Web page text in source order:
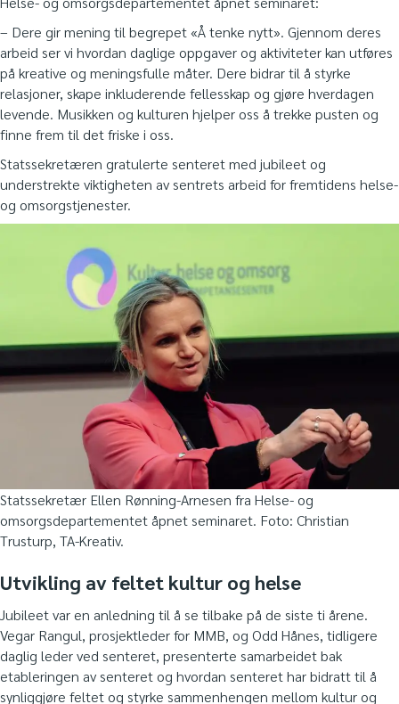
– Dere gir mening til begrepet «Å tenke nytt». Gjennom deres
arbeid ser vi hvordan daglige oppgaver og aktiviteter kan utføres
på kreative og meningsfulle måter. Dere bidrar til å styrke
relasjoner, skape inkluderende fellesskap og gjøre hverdagen
levende. Musikken og kulturen hjelper oss å trekke pusten og
finne frem til det friske i oss.
Statssekretæren gratulerte senteret med jubileet og
understrekte viktigheten av sentrets arbeid for fremtidens helse-
og omsorgstjenester.
Statssekretær Ellen Rønning-Arnesen fra Helse- og
omsorgsdepartementet åpnet seminaret. Foto: Christian
Trusturp, TA-Kreativ.
Utvikling av feltet kultur og helse
Jubileet var en anledning til å se tilbake på de siste ti årene.
Vegar Rangul, prosjektleder for MMB, og Odd Hånes, tidligere
daglig leder ved senteret, presenterte samarbeidet bak
etableringen av senteret og hvordan senteret har bidratt til å
synliggjøre feltet og styrke sammenhengen mellom kultur og